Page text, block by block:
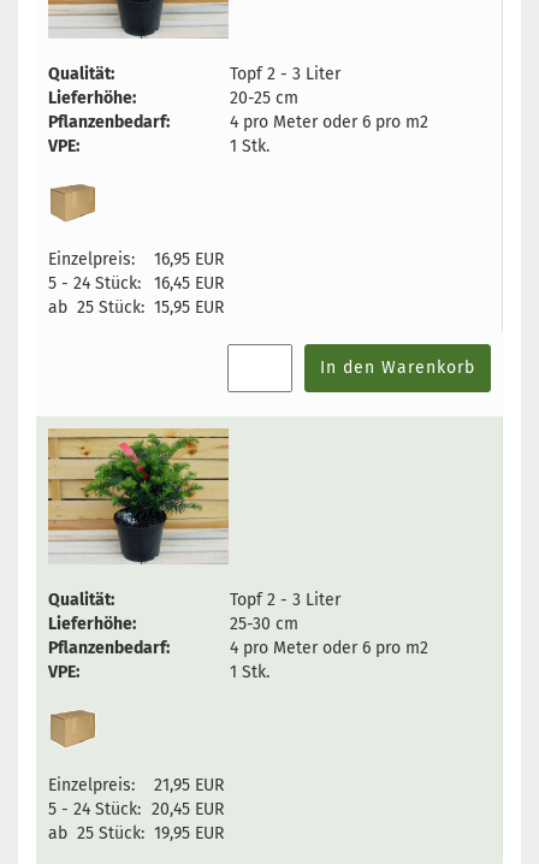
Qualität:
Topf 2 - 3 Liter
Lieferhöhe:
20-25 cm
Pflanzenbedarf:
4 pro Meter oder 6 pro m2
VPE:
1 Stk.
Einzelpreis:
16,95 EUR
5 - 24 Stück:
16,45 EUR
ab 25 Stück: 15,95 EUR
In den Warenkorb
Qualität:
Topf 2 - 3 Liter
Lieferhöhe:
25-30 cm
Pflanzenbedarf:
4 pro Meter oder 6 pro m2
VPE:
1 Stk.
Einzelpreis:
21,95 EUR
5 - 24 Stück: 20,45 EUR
ab 25 Stück: 19,95 EUR